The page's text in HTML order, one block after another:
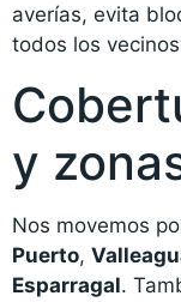
averías, evita
todos los
y
Nos movemos
Puerto,
Esparragal.